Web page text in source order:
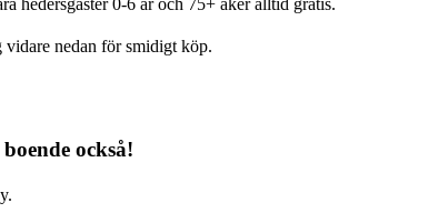
hedersgäster 0-6 år och 75+ åker alltid gratis.
nedan för smidigt köp.
också!